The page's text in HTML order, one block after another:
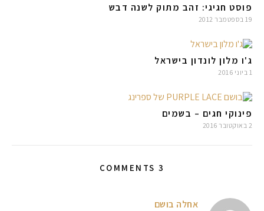
פוסט חגיגי: זהב מתוק לשנה דבש
19 בספטמבר 2012
ג'ו מלון לונדון בישראל
1 ביוני 2016
פינוקי חגים – בשמים
2 באוקטובר 2016
3 COMMENTS
אחלה בושם